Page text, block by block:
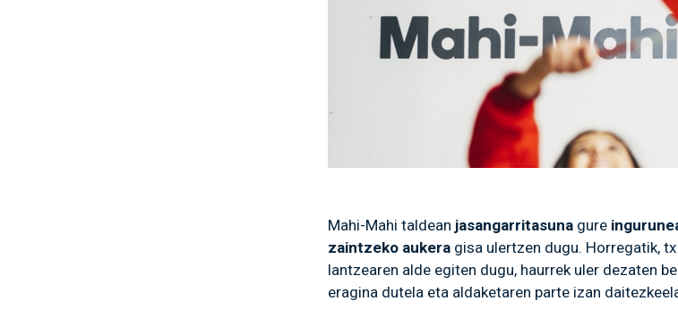
Mahi-Mahi taldean jasangarritasunagure
zaintzeko aukeragisa ulertzen dugu. Horregatik,
lantzearen alde egiten dugu, haurrek uler dezaten
eragina dutela eta aldaketaren parte izan